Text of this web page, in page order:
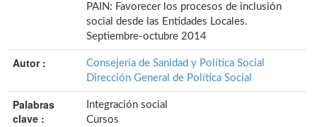
PAIN: Favorecer los procesos de inclusión
social desde las Entidades Locales.
Septiembre-octubre 2014
Autor :
Consejería de Sanidad y Política Social
Dirección General de Política Social
Palabras
clave :
Integración social
Cursos